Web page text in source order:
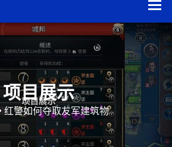
项目展示
红警如何夺取友军建筑物